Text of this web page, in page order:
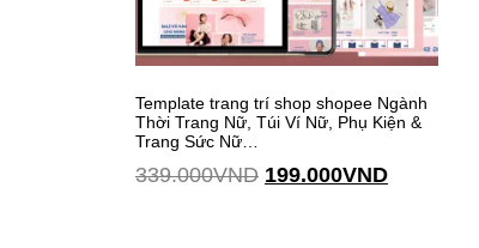
Template trang trí shop shopee Ngành
Thời Trang Nữ, Túi Ví Nữ, Phụ Kiện &
Trang Sức Nữ…
339.000VND 199.000VND